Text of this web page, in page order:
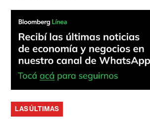
LAS ÚLTIMAS